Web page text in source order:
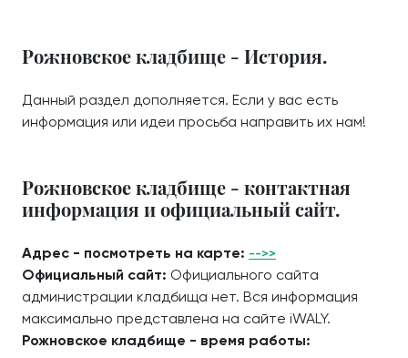
Рожновское кладбище - История.
Данный раздел дополняется. Если у вас есть
информация или идеи просьба направить их нам!
Рожновское кладбище - контактная
информация и официальный сайт.
Адрес - посмотреть на карте: -->>
Официальный сайт: Официального сайта
администрации кладбища нет. Вся информация
максимально представлена на сайте iWALY.
Рожновское кладбище - время работы: